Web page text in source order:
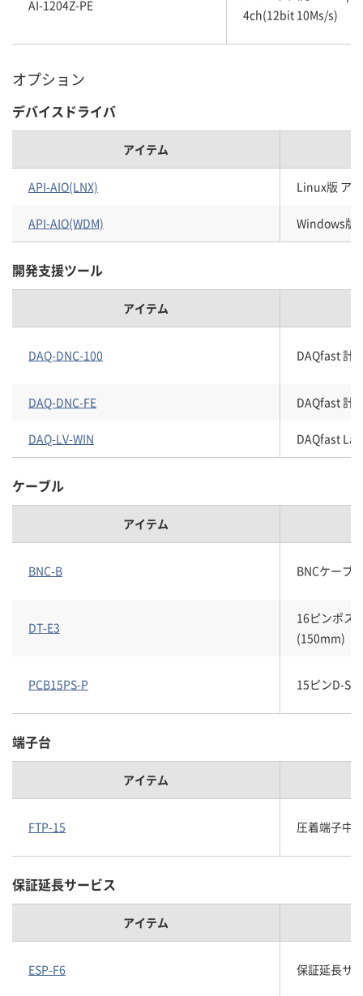
AI-1204Z-PE
4ch(12bit 10Ms/s)
オプション
デバイスドライバ
アイテム
API-AIO(LNX) Linux版 ア
API-AIO(WDM) Windows版
開発支援ツール
アイテム
DAQ-DNC-100 DAQfast 計
DAQ-DNC-FE DAQfast 計
DAQ-LV-WIN DAQfast
ケーブル
アイテム
BNC-B BNCケーブ
DT-E3
16ピンポス
(150mm)
PCB15PS-P 15ピンD-
端子台
アイテム
FTP-15 圧着端子中
保証延長サービス
アイテム
ESP-F6 保証延長サ